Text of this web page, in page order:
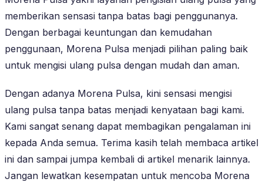
memberikan sensasi tanpa batas bagi penggunanya.
Dengan berbagai keuntungan dan kemudahan
penggunaan, Morena Pulsa menjadi pilihan paling baik
untuk mengisi ulang pulsa dengan mudah dan aman.
Dengan adanya Morena Pulsa, kini sensasi mengisi
ulang pulsa tanpa batas menjadi kenyataan bagi kami.
Kami sangat senang dapat membagikan pengalaman ini
kepada Anda semua. Terima kasih telah membaca artikel
ini dan sampai jumpa kembali di artikel menarik lainnya.
Jangan lewatkan kesempatan untuk mencoba Morena